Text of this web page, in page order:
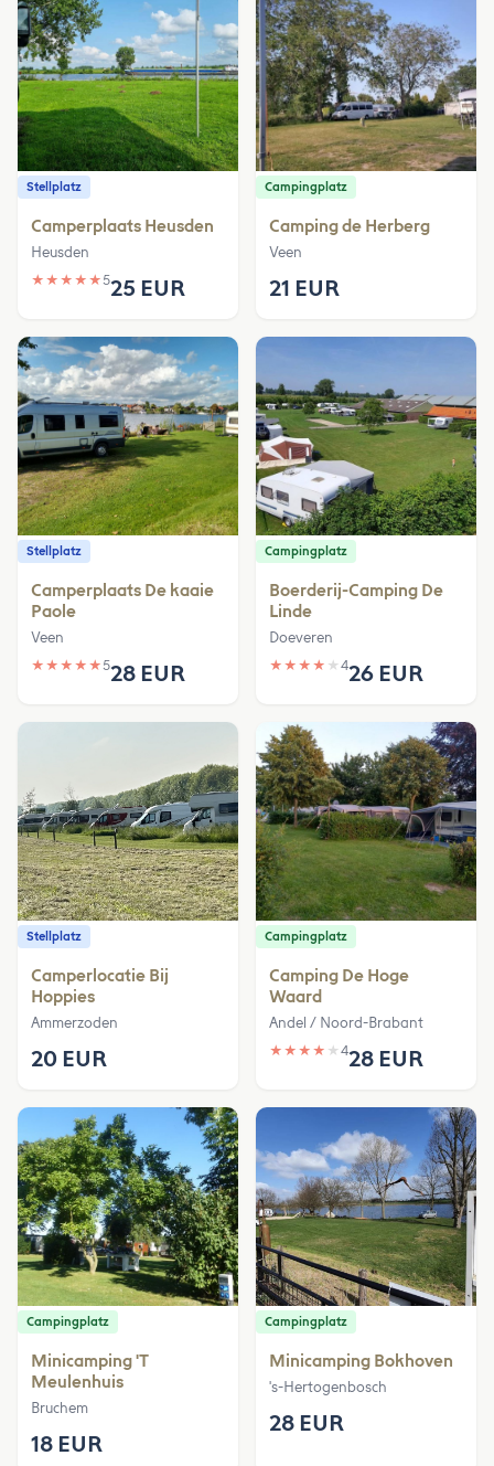
Stellplatz
Camperplaats Heusden
Heusden
★ ★ ★ ★ ★525 EUR
Campingplatz
Camping de Herberg
Veen
21 EUR
Stellplatz
Camperplaats De kaaie
Paole
Veen
★ ★ ★ ★ ★528 EUR
Campingplatz
Boerderij-Camping De
Linde
Doeveren
★ ★ ★ ★ ★ 426 EUR
Stellplatz
Camperlocatie Bij
Hoppies
Ammerzoden
20 EUR
Campingplatz
Camping De Hoge
Waard
Andel / Noord-Brabant
★ ★ ★ ★ ★ 428 EUR
Campingplatz
Minicamping 'T
Meulenhuis
Bruchem
18 EUR
Campingplatz
Minicamping Bokhoven
's-Hertogenbosch
28 EUR